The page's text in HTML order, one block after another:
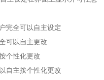
完全可以自主设定
可以自主更改
个性化更改
自主按个性化更改